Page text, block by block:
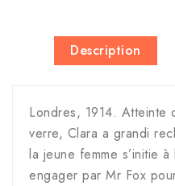
Description
Londres, 1914. Atteinte
verre, Clara a grandi
la jeune femme s’initie
engager par Mr Fox